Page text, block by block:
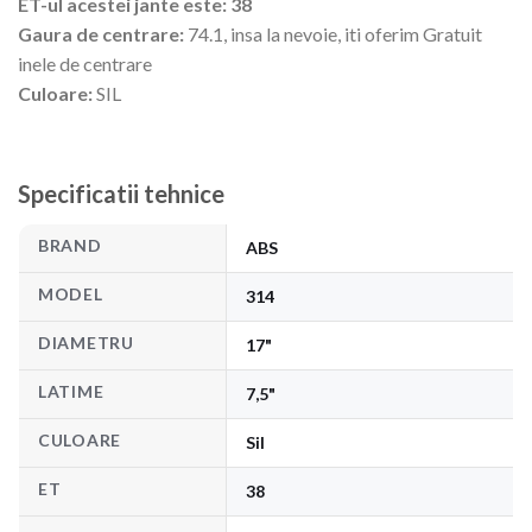
Gaura de centrare: 74.1, insa la nevoie, iti oferim Gratuit
inele de centrare
Culoare:SIL
Specificatii tehnice
BRAND ABS
MODEL 314
DIAMETRU 17"
LATIME 7,5"
CULOARE Sil
ET 38